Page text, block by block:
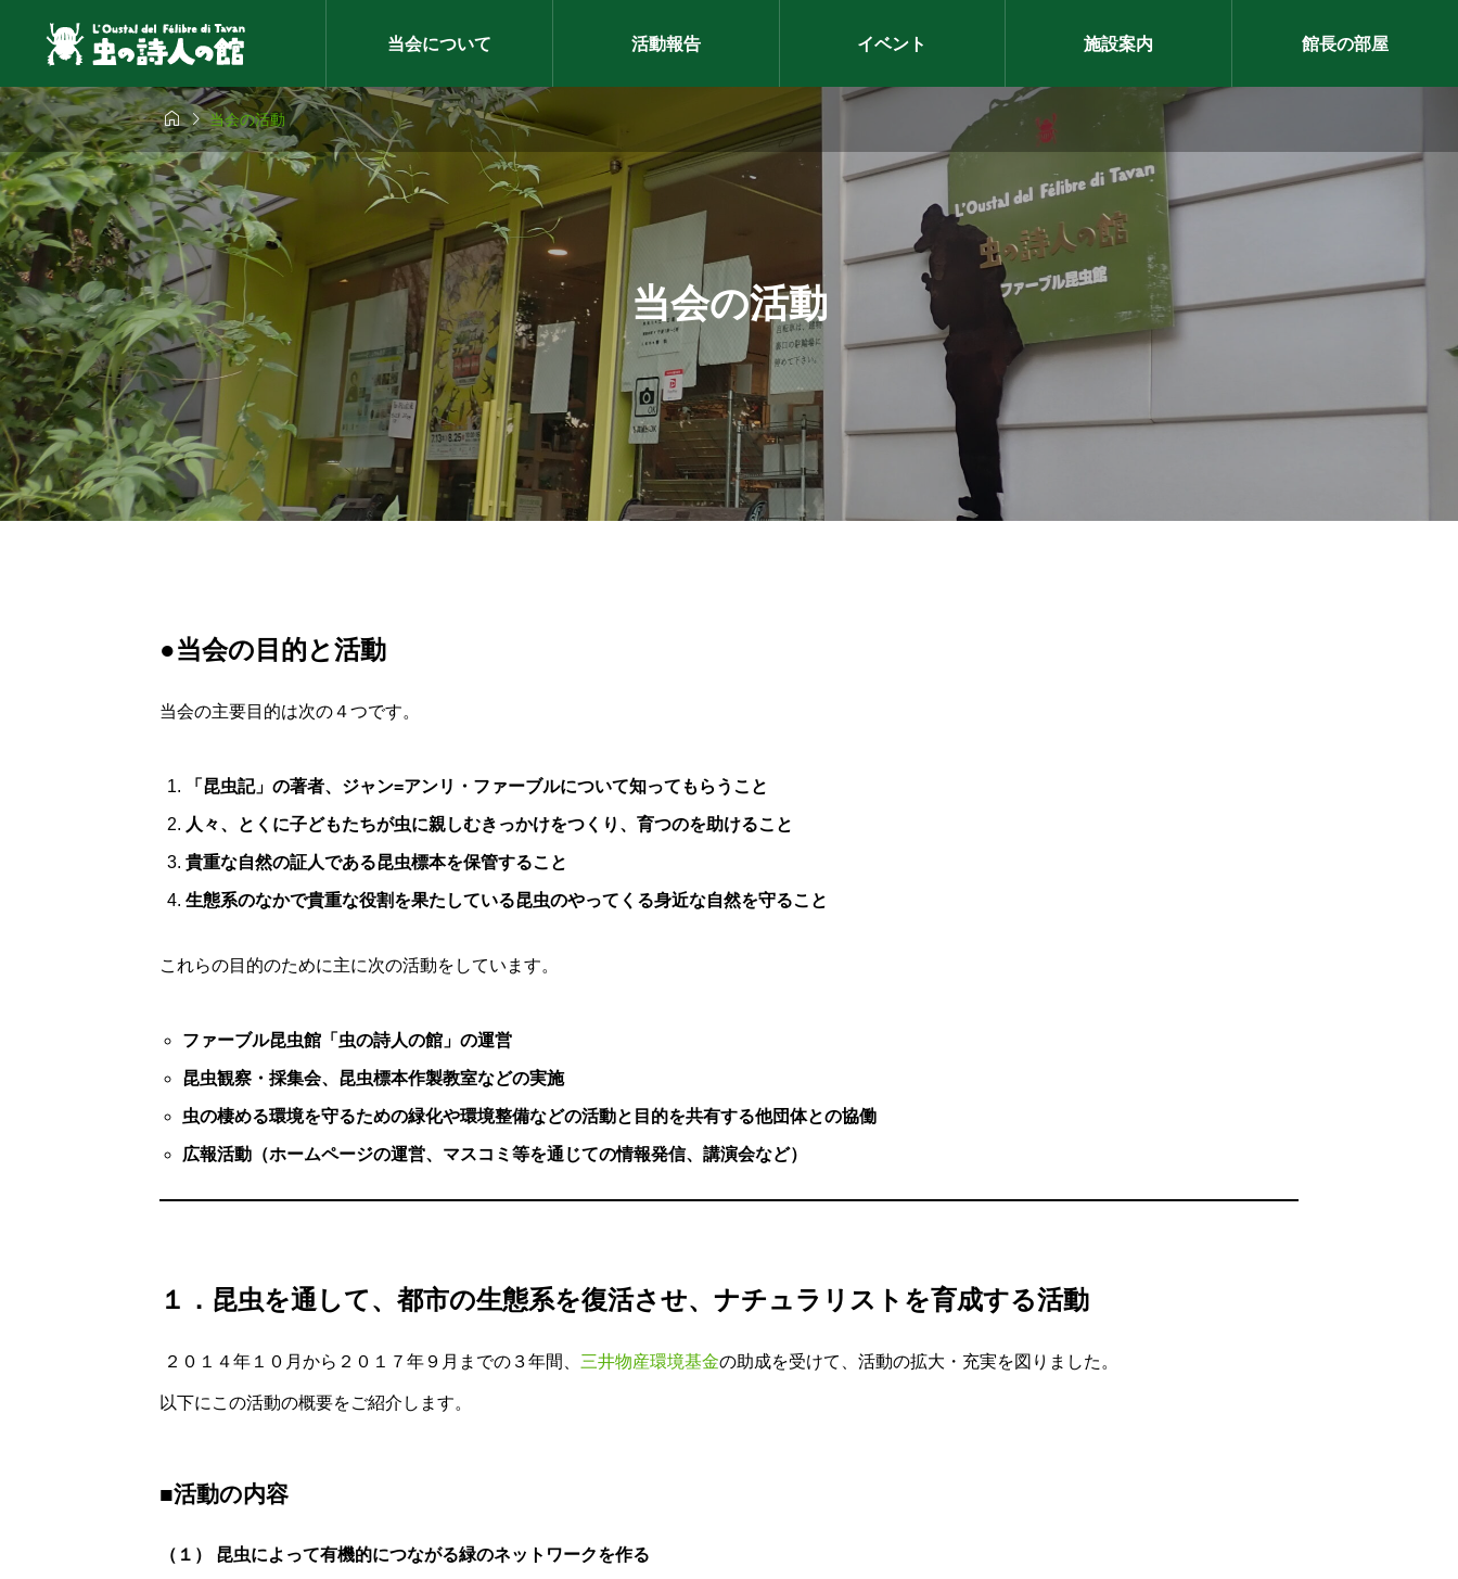
当会について 活動報告 イベント 施設案内 館長の部屋
葉）
イベントレポート
智光山公園ナイター採集会
2026.07.06
イベントレポート
【昆虫塾】オサホリ体験会
2026.03.21
 
当会の活動
当会の活動
●当会の目的と活動
当会の主要目的は次の４つです。
「昆虫記」の著者、ジャン=アンリ・ファーブルについて知ってもらうこと
人々、とくに子どもたちが虫に親しむきっかけをつくり、育つのを助けること
貴重な自然の証人である昆虫標本を保管すること
生態系のなかで貴重な役割を果たしている昆虫のやってくる身近な自然を守ること
これらの目的のために主に次の活動をしています。
ファーブル昆虫館「虫の詩人の館」の運営
昆虫観察・採集会、昆虫標本作製教室などの実施
虫の棲める環境を守るための緑化や環境整備などの活動と目的を共有する他団体との協働
広報活動（ホームページの運営、マスコミ等を通じての情報発信、講演会など）
１．昆虫を通して、都市の生態系を復活させ、ナチュラリストを育成する活動
２０１４年１０月から２０１７年９月までの３年間、 三井物産環境基金の助成を受けて、活動の拡大・充実を図りました。
以下にこの活動の概要をご紹介します。
■活動の内容
（１） 昆虫によって有機的につながる緑のネットワークを作る